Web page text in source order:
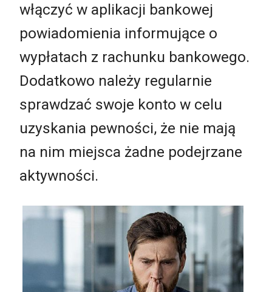
włączyć w aplikacji bankowej
powiadomienia informujące o
wypłatach z rachunku bankowego.
Dodatkowo należy regularnie
sprawdzać swoje konto w celu
uzyskania pewności, że nie mają
na nim miejsca żadne podejrzane
aktywności.